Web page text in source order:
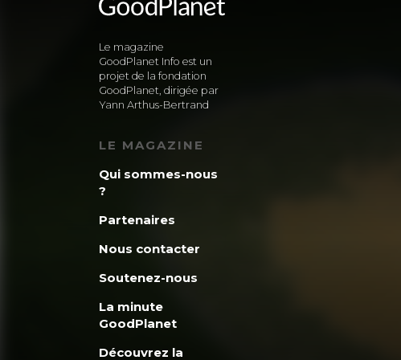
Le magazine
GoodPlanet Info est un
projet de la fondation
GoodPlanet, dirigée par
Yann Arthus-Bertrand
LE MAGAZINE
Qui sommes-nous
?
Partenaires
Nous contacter
Soutenez-nous
La minute
GoodPlanet
Découvrez la